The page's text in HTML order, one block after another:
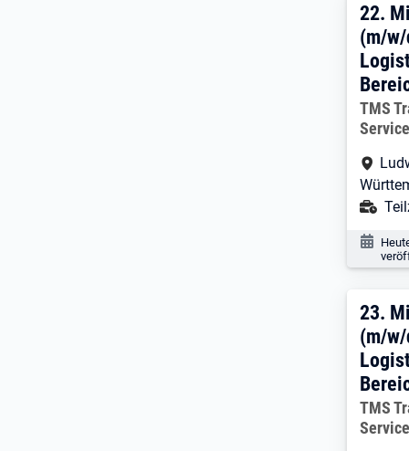
22.
22.
(m/
TMS
23.
23.
(m/
TMS